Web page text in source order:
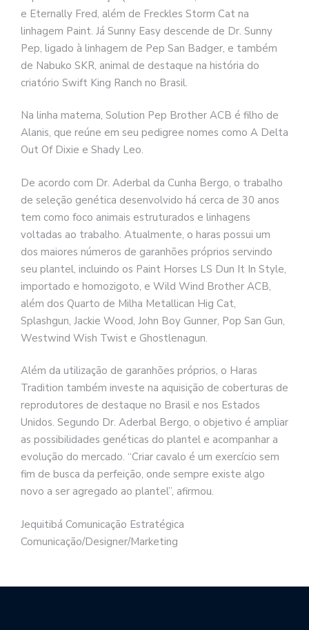
e Eternally Fred, além de Freckles Storm Cat na
linhagem Paint. Já Sunny Easy descende de Dr. Sunny
Pep, ligado à linhagem de Pep San Badger, e também
de Nabuko SKR, animal de destaque na história do
criatório Swift King Ranch no Brasil.
Na linha materna, Solution Pep Brother ACB é filho de
Alanis, que reúne em seu pedigree nomes como A Delta
Out Of Dixie e Shady Leo.
De acordo com Dr. Aderbal da Cunha Bergo, o trabalho
de seleção genética desenvolvido há cerca de 30 anos
tem como foco animais estruturados e linhagens
voltadas ao trabalho. Atualmente, o haras possui um
dos maiores números de garanhões próprios servindo
seu plantel, incluindo os Paint Horses LS Dun It In Style,
importado e homozigoto, e Wild Wind Brother ACB,
além dos Quarto de Milha Metallican Hig Cat,
Splashgun, Jackie Wood, John Boy Gunner, Pop San Gun,
Westwind Wish Twist e Ghostlenagun.
Além da utilização de garanhões próprios, o Haras
Tradition também investe na aquisição de coberturas de
reprodutores de destaque no Brasil e nos Estados
Unidos. Segundo Dr. Aderbal Bergo, o objetivo é ampliar
as possibilidades genéticas do plantel e acompanhar a
evolução do mercado. “Criar cavalo é um exercício sem
fim de busca da perfeição, onde sempre existe algo
novo a ser agregado ao plantel”, afirmou.
Jequitibá Comunicação Estratégica
Comunicação/Designer/Marketing